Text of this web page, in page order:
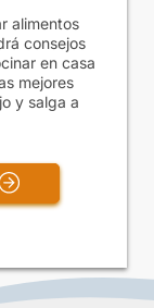
alimentos
consejos
en casa
mejores
y salga a